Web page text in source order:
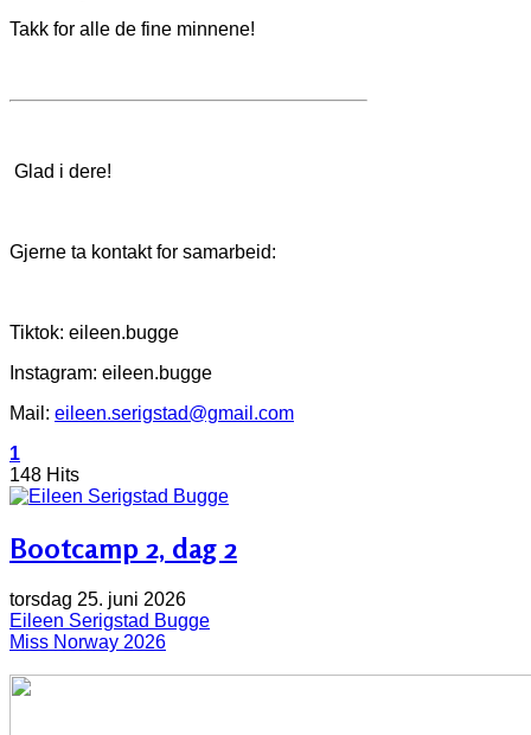
Takk for alle de fine minnene!
Glad i dere!
Gjerne ta kontakt for samarbeid:
Tiktok: eileen.bugge
Instagram: eileen.bugge
Mail: eileen.serigstad@gmail.com
1
148 Hits
Bootcamp 2, dag 2
torsdag 25. juni 2026
Eileen Serigstad Bugge
Miss Norway 2026